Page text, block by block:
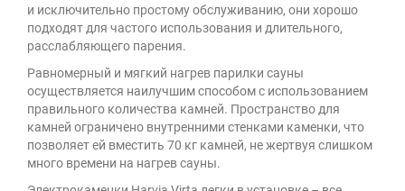
и исключительно простому обслуживанию, они хорошо
подходят для частого использования и длительного,
расслабляющего парения.
Равномерный и мягкий нагрев парилки сауны
осуществляется наилучшим способом с использованием
правильного количества камней. Пространство для
камней ограничено внутренними стенками каменки, что
позволяет ей вместить 70 кг камней, не жертвуя слишком
много времени на нагрев сауны.